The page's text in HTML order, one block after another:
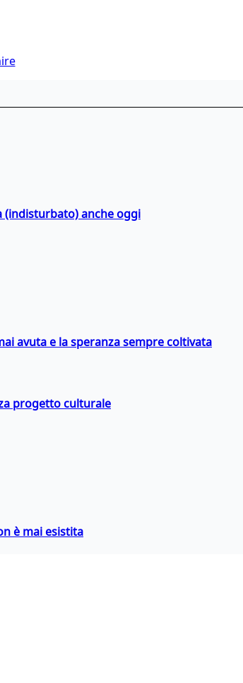
(indisturbato) anche oggi
avuta e la speranza sempre coltivata
progetto culturale
è mai esistita